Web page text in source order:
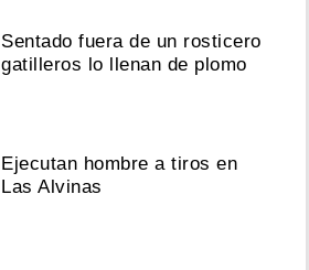
Sentado fuera de un rosticero
gatilleros lo llenan de plomo
Ejecutan hombre a tiros en
Las Alvinas